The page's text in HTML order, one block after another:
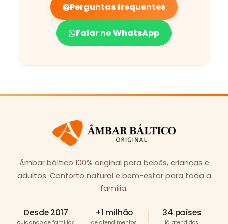
Perguntas frequentes
Falar no WhatsApp
Âmbar báltico 100% original para bebês, crianças e
adultos. Conforto natural e bem-estar para toda a
família.
Desde 2017 +1 milhão 34 países